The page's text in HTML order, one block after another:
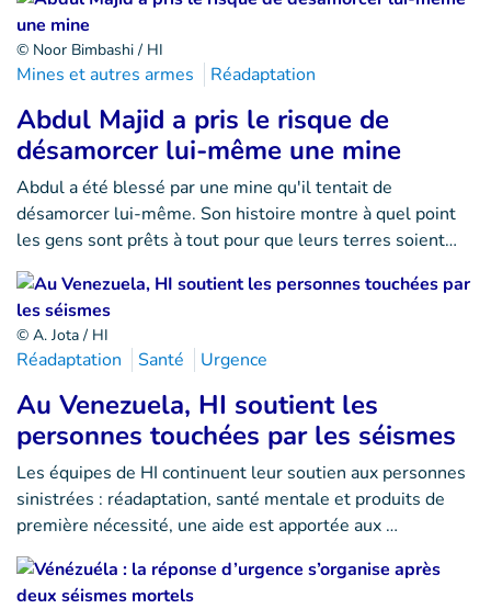
© Noor Bimbashi / HI
Mines et autres armes Réadaptation
Abdul Majid a pris le risque de
désamorcer lui-même une mine
Abdul a été blessé par une mine qu'il tentait de
désamorcer lui-même. Son histoire montre à quel point
les gens sont prêts à tout pour que leurs terres soient…
© A. Jota / HI
Réadaptation Santé Urgence
Au Venezuela, HI soutient les
personnes touchées par les séismes
Les équipes de HI continuent leur soutien aux personnes
sinistrées : réadaptation, santé mentale et produits de
première nécessité, une aide est apportée aux …